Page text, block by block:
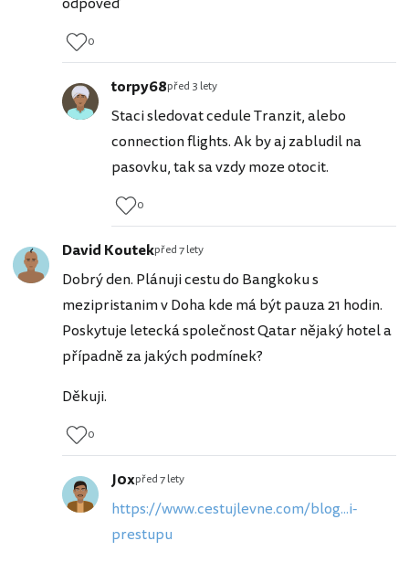
0
torpy68před 3 lety
Staci sledovat cedule Tranzit, alebo
connection flights. Ak by aj zabludil na
pasovku, tak sa vzdy moze otocit.
0
David Koutekpřed 7 lety
Dobrý den. Plánuji cestu do Bangkoku s
mezipristanim v Doha kde má být pauza 21 hodin.
Poskytuje letecká společnost Qatar nějaký hotel a
případně za jakých podmínek?
Děkuji.
0
J0xpřed 7 lety
https://www.cestujlevne.com/blog...i-
prestupu